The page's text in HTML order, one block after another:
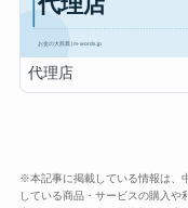
代理店
※本記事に掲載している情報は、
している商品・サービスの購入